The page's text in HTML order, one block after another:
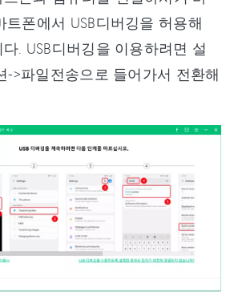
트폰에서 USB디버깅을 허용해
. USB디버깅을 이용하려면 설
->파일전송으로 들어가서 전환해